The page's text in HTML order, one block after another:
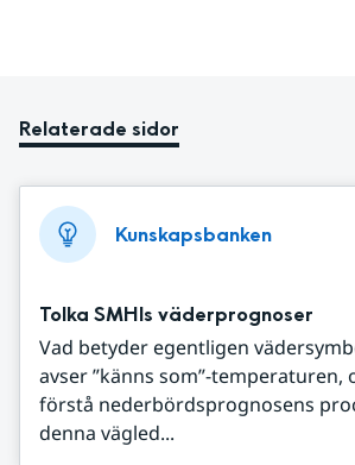
Relaterade sidor
Kunskapsbanken
Tolka SMHIs väderprognoser
Vad betyder egentligen
avser ”känns som”-temperaturen,
förstå nederbördsprognosens
denna vägled...